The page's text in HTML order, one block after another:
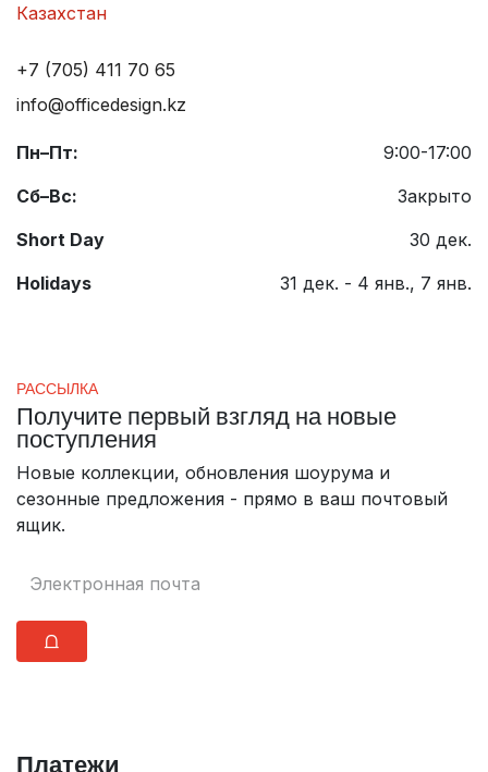
Казахстан
+7 (705) 411 70 65
info@officedesign.kz
Пн–Пт:
9:00-17:00
Сб–Вс:
Закрыто
Short Day
30 дек.
Holidays
31 дек. - 4 янв., 7 янв.
РАССЫЛКА
Получите первый взгляд на новые
поступления
Новые коллекции, обновления шоурума и
сезонные предложения - прямо в ваш почтовый
ящик.
⩍
Платежи